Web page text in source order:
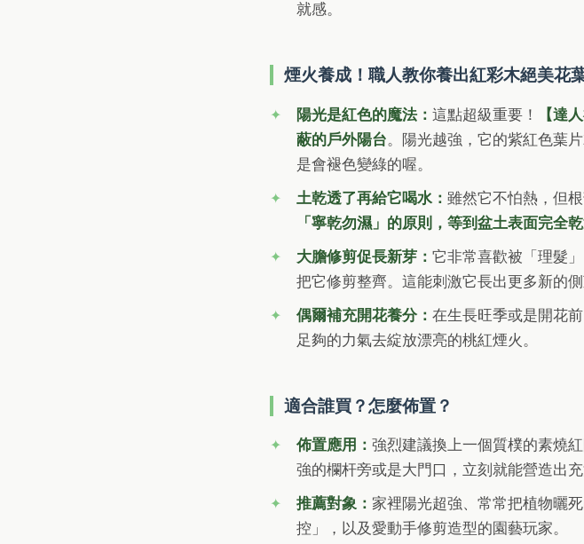
就感。
煙火養成！職人教你養出紅彩木絕美花
陽光是紅色的魔法：這點超級重要！
【達
蔽的戶外陽台。陽光越強，它的紫紅色葉
是會褪色變綠的喔。
土乾透了再給它喝水：雖然它不怕熱，但
「寧乾勿濕」的原則，等到盆土表面完全
大膽修剪促長新芽：它非常喜歡被「理髮
把它修剪整齊。這能刺激它長出更多新的
偶爾補充開花養分：在生長旺季或是開花
足夠的力氣去綻放漂亮的桃紅煙火。
適合誰買？怎麼佈置？
佈置應用：強烈建議換上一個質樸的素燒
強的欄杆旁或是大門口，立刻就能營造出充
推薦對象： 家裡陽光超強、常常把植物曬
控」，以及愛動手修剪造型的園藝玩家。